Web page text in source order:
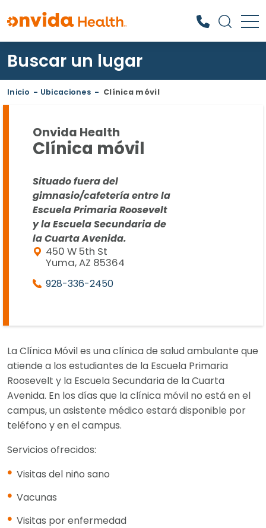
¿Qué podemos ayudarle a
encontrar?
Buscar un lugar
Inicio - Ubicaciones - Clínica móvil
Onvida Health
Clínica móvil
Situado fuera del
gimnasio/cafetería entre la
Escuela Primaria Roosevelt
y la Escuela Secundaria de
la Cuarta Avenida.
450 W 5th St
Yuma, AZ 85364
928-336-2450
La Clínica Móvil es una clínica de salud ambulante que
atiende a los estudiantes de la Escuela Primaria
Roosevelt y la Escuela Secundaria de la Cuarta
Avenida. En los días que la clínica móvil no está en el
campus, un asistente médico estará disponible por
teléfono y en el campus.
Servicios ofrecidos:
Visitas del niño sano
Vacunas
Visitas por enfermedad